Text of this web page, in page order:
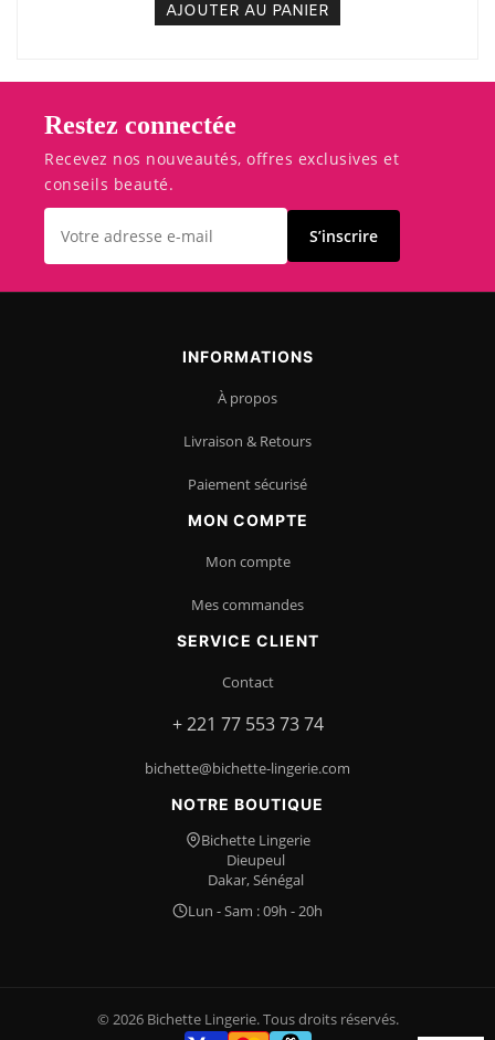
AJOUTER AU PANIER
Restez connectée
Recevez nos nouveautés, offres exclusives et
conseils beauté.
S’inscrire
INFORMATIONS
À propos
Livraison & Retours
Paiement sécurisé
MON COMPTE
Mon compte
Mes commandes
SERVICE CLIENT
Contact
+ 221 77 553 73 74
bichette@bichette-lingerie.com
NOTRE BOUTIQUE
Bichette Lingerie
Dieupeul
Dakar, Sénégal
Lun - Sam : 09h - 20h
© 2026 Bichette Lingerie. Tous droits réservés.